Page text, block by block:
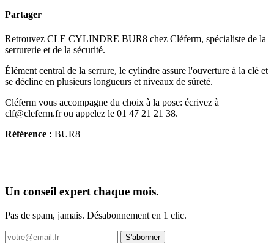
Partager
Retrouvez CLE CYLINDRE BUR8 chez Cléferm, spécialiste de la
serrurerie et de la sécurité.
Élément central de la serrure, le cylindre assure l'ouverture à la clé et
se décline en plusieurs longueurs et niveaux de sûreté.
Cléferm vous accompagne du choix à la pose: écrivez à
clf@cleferm.fr ou appelez le 01 47 21 21 38.
Référence : BUR8
Un conseil expert chaque mois.
Pas de spam, jamais. Désabonnement en 1 clic.
S'abonner